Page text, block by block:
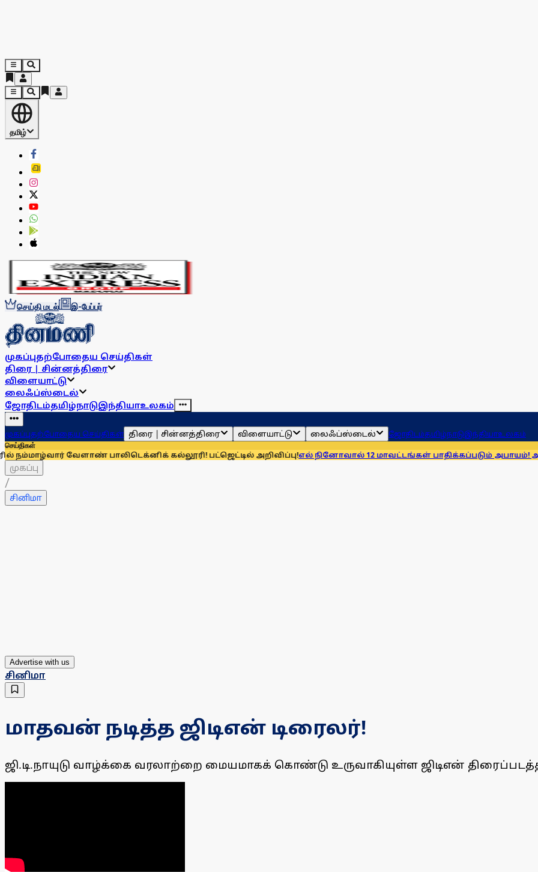
தமிழ்
செய்தி மடல் இ-பேப்பர்
முகப்புதற்போதைய செய்திகள்
திரை | சின்னத்திரை
விளையாட்டு
லைஃப்ஸ்டைல்
ஜோதிடம்தமிழ்நாடுஇந்தியாஉலகம்
முகப்புதற்போதைய செய்திகள் திரை | சின்னத்திரை விளையாட்டு லைஃப்ஸ்டைல் ஜோதிடம்தமிழ்நாடுஇந்தியாஉலகம்
செய்திகள்
வேளாண் பாலிடெக்னிக் கல்லூரி! பட்ஜெட்டில் அறிவிப்பு! எல் நினோவால் 12 மாவட்டங்கள் பாதிக்கப்படும் அபாயம்!
முகப்பு
/
சினிமா
Advertise with us
சினிமா
மாதவன் நடித்த ஜிடிஎன் டிரைலர்!
ஜி.டி.நாயுடு வாழ்க்கை வரலாற்றை மையமாகக் கொண்டு உருவாகியுள்ள ஜிடிஎன்